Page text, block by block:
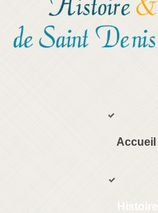
Accueil
Histoire